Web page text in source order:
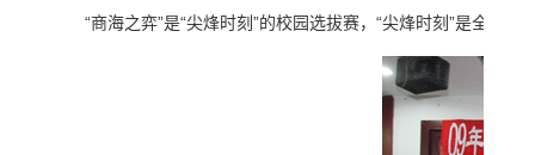
“商海之弈”是“尖烽时刻”的校园选拔赛，“尖烽时刻”是全国